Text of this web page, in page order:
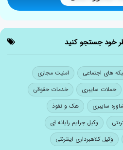
خود جستجو کنید
های اجتماعی
امنیت مجازی
حملات سایبری
خدمات حقوقی
سایبری
هک و نفوذ
وکیل جرایم رایانه ای
وکیل کلاهبرداری اینترنتی